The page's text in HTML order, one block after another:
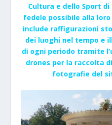
Cultura e dello Sport
fedele possibile alla
include raffigurazioni
dei luoghi nel tempo e
di ogni periodo tramite
drones per la raccolta
fotografie del